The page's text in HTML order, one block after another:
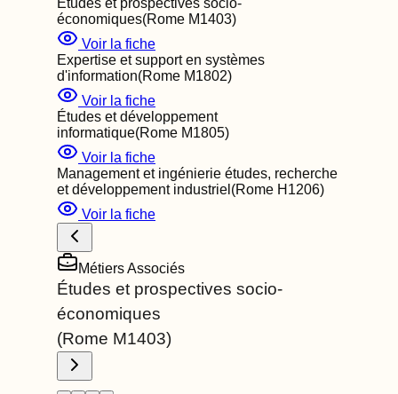
Études et prospectives socio-
économiques(Rome M1403)
Voir la fiche
Expertise et support en systèmes
d'information(Rome M1802)
Voir la fiche
Études et développement
informatique(Rome M1805)
Voir la fiche
Management et ingénierie études, recherche
et développement industriel (Rome H1206)
Voir la fiche
Métiers Associés
Études et prospectives socio-
économiques
(Rome M1403)